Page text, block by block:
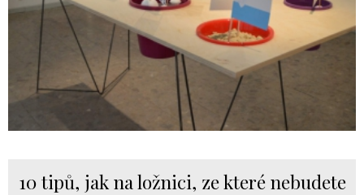
10 tipů, jak na ložnici, ze které nebudete